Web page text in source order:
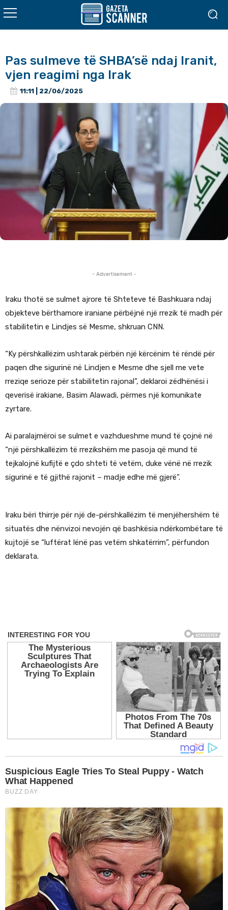
Pas sulmeve të SHBA’së ndaj Iranit,
vjen reagimi nga Irak
11:11 | 22/06/2025
- Advertisement -
Iraku thotë se sulmet ajrore të Shteteve të Bashkuara ndaj
objekteve bërthamore iraniane përbëjnë një rrezik të madh për
stabilitetin e Lindjes së Mesme, shkruan CNN.
“Ky përshkallëzim ushtarak përbën një kërcënim të rëndë për
paqen dhe sigurinë në Lindjen e Mesme dhe sjell me vete
rreziqe serioze për stabilitetin rajonal”, deklaroi zëdhënësi i
qeverisë irakiane, Basim Alawadi, përmes një komunikate
zyrtare.
Ai paralajmëroi se sulmet e vazhdueshme mund të çojnë në
“një përshkallëzim të rrezikshëm me pasoja që mund të
tejkalojnë kufijtë e çdo shteti të vetëm, duke vënë në rrezik
sigurinë e të gjithë rajonit – madje edhe më gjerë”.
Iraku bëri thirrje për një de-përshkallëzim të menjëhershëm të
situatës dhe nënvizoi nevojën që bashkësia ndërkombëtare të
kujtojë se “luftërat lënë pas vetëm shkatërrim”, përfundon
deklarata.